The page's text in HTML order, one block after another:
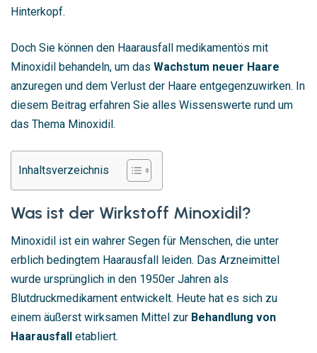
Hinterkopf.
Doch Sie können den Haarausfall medikamentös mit
Minoxidil behandeln, um das Wachstum neuer Haare
anzuregen und dem Verlust der Haare entgegenzuwirken. In
diesem Beitrag erfahren Sie alles Wissenswerte rund um
das Thema Minoxidil.
Inhaltsverzeichnis
Was ist der Wirkstoff Minoxidil?
Minoxidil ist ein wahrer Segen für Menschen, die unter
erblich bedingtem Haarausfall leiden. Das Arzneimittel
wurde ursprünglich in den 1950er Jahren als
Blutdruckmedikament entwickelt. Heute hat es sich zu
einem äußerst wirksamen Mittel zur Behandlung von
Haarausfall etabliert.